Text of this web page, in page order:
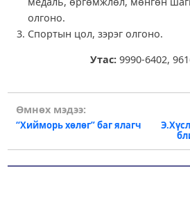
олгоно.
Спортын цол, зэрэг олгоно.
Утас: 9990-6402,
Post
navigation
Өмнөх мэдээ:
“Хийморь хөлөг” баг ялагч